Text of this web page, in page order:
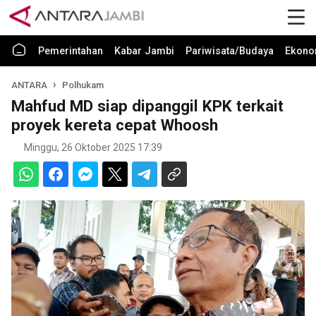
Pemerintahan Kabar Jambi Pariwisata/Budaya
ANTARA Polhukam
Mahfud MD siap dipanggil KPK terkait
proyek kereta cepat Whoosh
Minggu, 26 Oktober 2025 17:39